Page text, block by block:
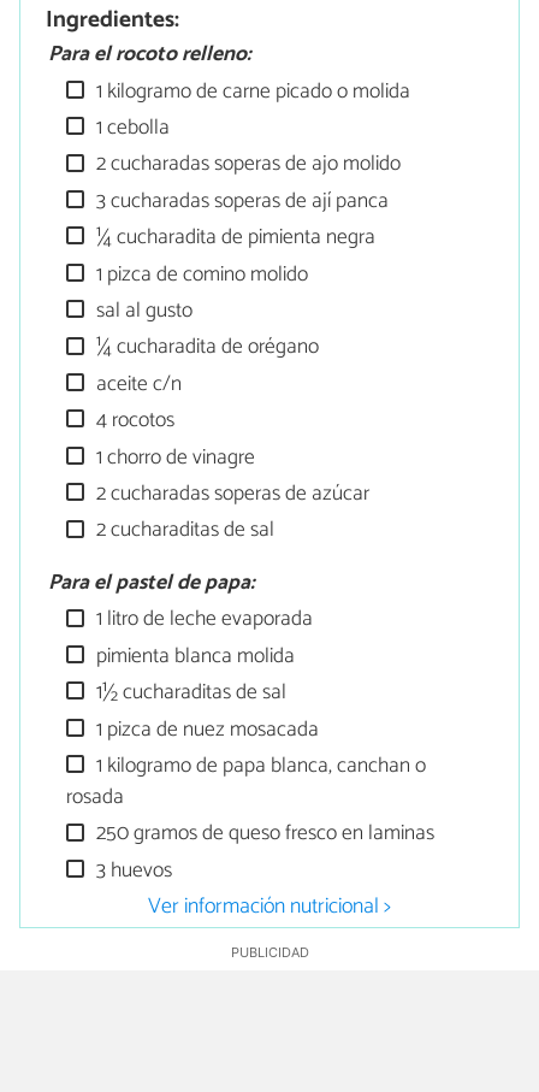
Ingredientes:
Para el rocoto relleno:
1 kilogramo de carne picado o molida
1 cebolla
2 cucharadas soperas de ajo molido
3 cucharadas soperas de ají panca
¼ cucharadita de pimienta negra
1 pizca de comino molido
sal al gusto
¼ cucharadita de orégano
aceite c/n
4 rocotos
1 chorro de vinagre
2 cucharadas soperas de azúcar
2 cucharaditas de sal
Para el pastel de papa:
1 litro de leche evaporada
pimienta blanca molida
1½ cucharaditas de sal
1 pizca de nuez mosacada
1 kilogramo de papa blanca, canchan o
rosada
250 gramos de queso fresco en laminas
3 huevos
Ver información nutricional >